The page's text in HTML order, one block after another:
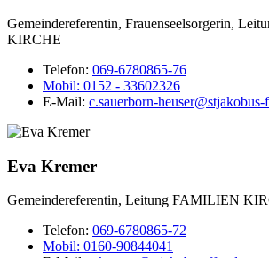
Gemeindereferentin, Frauenseelsorgerin,
KIRCHE
Telefon: 069-6780865-76
Mobil: 0152 - 33602326
E-Mail: c.sauerborn-
Eva Kremer
Gemeindereferentin, Leitung FAMILIEN
Telefon: 069-6780865-72
Mobil: 0160-90844041